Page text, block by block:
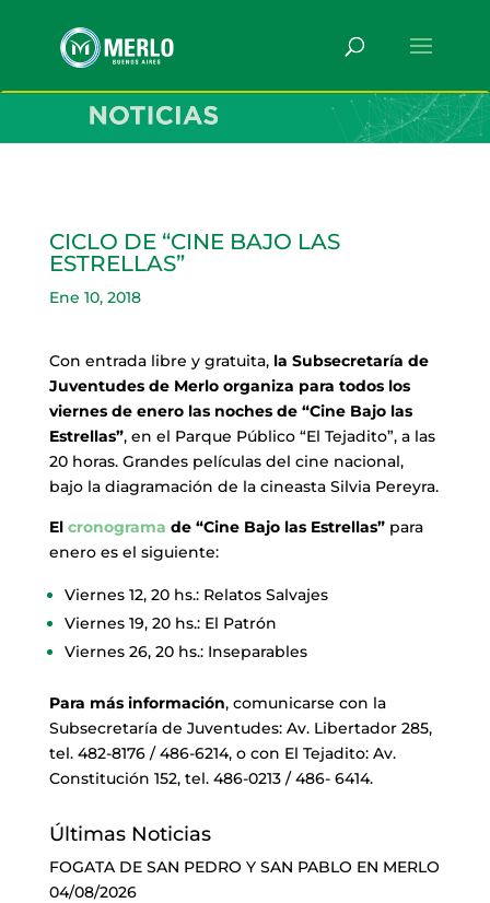
CICLO DE “CINE BAJO LAS
ESTRELLAS”
Ene 10, 2018
Con entrada libre y gratuita, la Subsecretaría de
Juventudes de Merlo organiza para todos los
viernes de enero las noches de “Cine Bajo las
Estrellas”, en el Parque Público “El Tejadito”, a las
20 horas. Grandes películas del cine nacional,
bajo la diagramación de la cineasta Silvia Pereyra.
El cronograma de “Cine Bajo las Estrellas”para
enero es el siguiente:
Viernes 12, 20 hs.: Relatos Salvajes
Viernes 19, 20 hs.: El Patrón
Viernes 26, 20 hs.: Inseparables
Para más información, comunicarse con la
Subsecretaría de Juventudes: Av. Libertador 285,
tel. 482-8176 / 486-6214, o con El Tejadito: Av.
Constitución 152, tel. 486-0213 / 486- 6414.
Últimas Noticias
FOGATA DE SAN PEDRO Y SAN PABLO EN MERLO
04/08/2026